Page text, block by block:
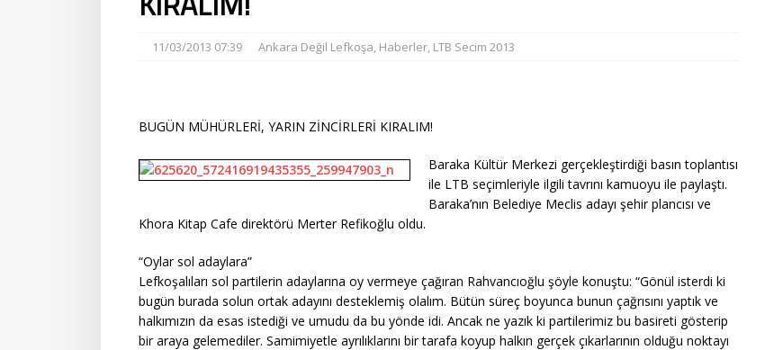
11/03/2013 07:39 Ankara Değil Lefkoşa, Haberler, LTB Secim 2013
BUGÜN MÜHÜRLERİ, YARIN ZİNCİRLERİ KIRALIM!
Baraka Kültür Merkezi gerçekleştirdiği basın toplantısı
ile LTB seçimleriyle ilgili tavrını kamuoyu ile paylaştı.
Baraka’nın Belediye Meclis adayı şehir plancısı ve
Khora Kitap Cafe direktörü Merter Refikoğlu oldu.
“Oylar sol adaylara”
Lefkoşalıları sol partilerin adaylarına oy vermeye çağıran Rahvancıoğlu şöyle konuştu: “Gönül isterdi ki
bugün burada solun ortak adayını desteklemiş olalım. Bütün süreç boyunca bunun çağrısını yaptık ve
halkımızın da esas istediği ve umudu da bu yönde idi. Ancak ne yazık ki partilerimiz bu basireti gösterip
bir araya gelemediler. Samimiyetle ayrılıklarını bir tarafa koyup halkın gerçek çıkarlarının olduğu noktayı